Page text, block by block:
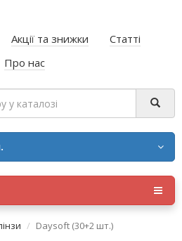
Акції та знижки
Статті
Про нас
Daysoft (30+2 шт.)